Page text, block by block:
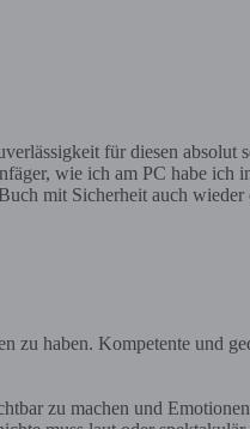
für diesen absolut
wie ich am PC habe ich
mit Sicherheit auch
haben. Kompetente und
zu machen und